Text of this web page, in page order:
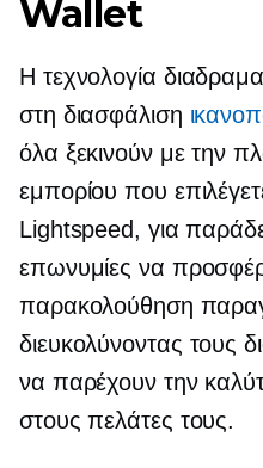
Wallet
Η τεχνολογία
στη διασφάλιση
όλα ξεκινούν με την
εμπορίου που
Lightspeed, για
επωνυμίες να
παρακολούθηση
διευκολύνοντας τους
να παρέχουν την
στους πελάτες τους.